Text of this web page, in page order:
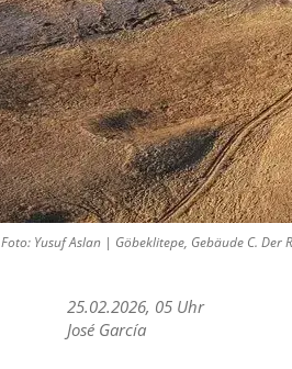
Foto: Yusuf Aslan | Göbeklitepe, Gebäude C.
25.02.2026, 05 Uhr
José García